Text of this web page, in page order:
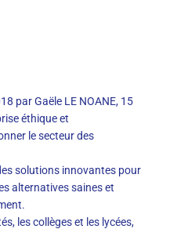
par Gaële LE NOANE, 15
éthique et
le secteur des
solutions innovantes pour
alternatives saines et
les collèges et les lycées,